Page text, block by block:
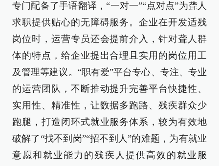
专门配备了手语翻译，“一对一”“点对点”为聋人
求职提供贴心的无障碍服务。企业在开发适残
岗位时，运营专员还会提前介入，针对聋人群
体的特点，给企业提出合理且实用的岗位用工
及管理等建议。“职有爱”平台专心、专注、专业
的运营团队，不断推动提升完善平台快捷性、
实用性、精准性，让数据多跑路、残疾群众少
跑腿，打造闭环式就业服务体系，较为有效地
破解了“找不到岗”“招不到人”的难题，为有就业
意愿和就业能力的残疾人提供高效的就业服